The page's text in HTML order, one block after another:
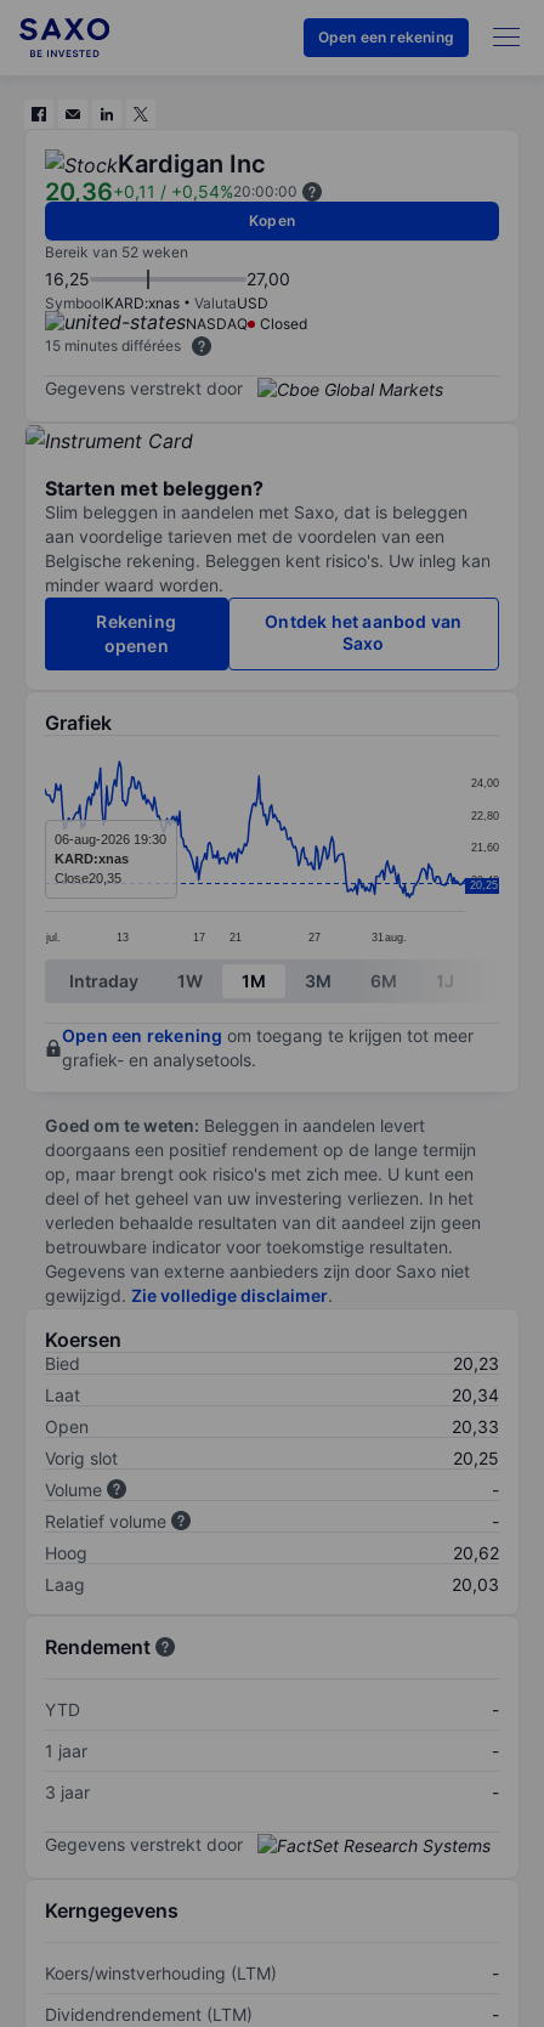
Open een rekening
Kardigan Inc
20,36+0,11 / +0,54%20:00:00
Kopen
Bereik van 52 weken
16,25 27,00
SymboolKARD:xnas ValutaUSD
NASDAQ
Closed
15 minutes différées
Gegevens verstrekt door
Starten met beleggen?
Slim beleggen in aandelen met Saxo, dat is beleggen
aan voordelige tarieven met de voordelen van een
Belgische rekening. Beleggen kent risico's. Uw inleg kan
minder waard worden.
Rekening
openen
Ontdek het aanbod van
Saxo
Grafiek
Line chart with 266 data points.
The chart has 1 X axis displaying categories.
The chart has 1 Y axis displaying values. Data ranges
jul. 13 17 21 27 31 aug.
20,40
21,60
22,80
24,00
20,25
06-aug-2026 19:30
KARD:xnas
Close20,35
End of interactive chart.
Intraday 1W 1M 3M 6M 1J
Open een rekening om toegang te krijgen tot meer
grafiek- en analysetools.
Goed om te weten: Beleggen in aandelen levert
doorgaans een positief rendement op de lange termijn
op, maar brengt ook risico's met zich mee. U kunt een
deel of het geheel van uw investering verliezen. In het
verleden behaalde resultaten van dit aandeel zijn geen
betrouwbare indicator voor toekomstige resultaten.
Gegevens van externe aanbieders zijn door Saxo niet
gewijzigd. Zie volledige disclaimer.
Koersen
Bied
20,23
Laat
20,34
Open
20,33
Vorig slot
20,25
Volume
-
Relatief volume
-
Hoog
20,62
Laag
20,03
Rendement
YTD
-
1 jaar
-
3 jaar
-
Gegevens verstrekt door
Kerngegevens
Koers/winstverhouding (LTM)
-
Dividendrendement (LTM)
-